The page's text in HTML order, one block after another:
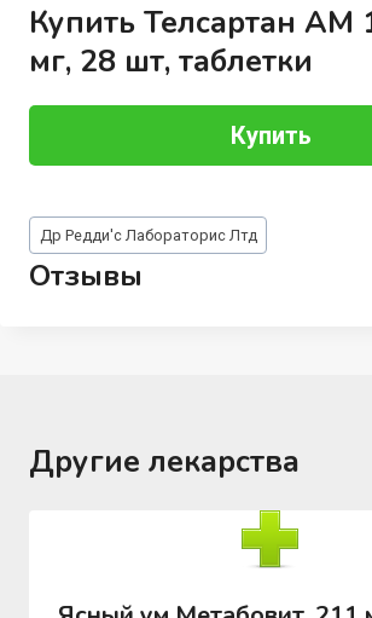
Купить Телсартан АМ
мг, 28 шт, таблетки
Купить
Метки
записи:
Др Редди'с Лабораторис Лтд
Отзывы
Другие лекарства